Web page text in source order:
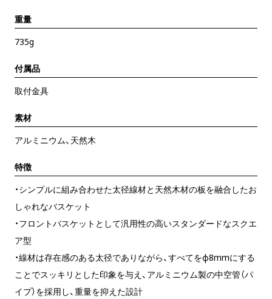
重量
735g
付属品
取付金具
素材
アルミニウム、天然木
特徴
・シンプルに組み合わせた太径線材と天然木材の板を融合したお
しゃれなバスケット
・フロントバスケットとして汎用性の高いスタンダードなスクエ
ア型
・線材は存在感のある太径でありながら、すべてをφ8mmにする
ことでスッキリとした印象を与え、アルミニウム製の中空管（パ
イプ）を採用し、重量を抑えた設計